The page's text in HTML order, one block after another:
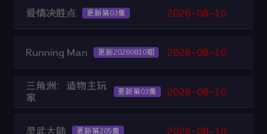
爱情决胜点 更新第03集 2026-08-10
Running Man 更新20260810期 2026-08-10
三角洲：造物主玩
家
更新第03集 2026-08-10
灵武大陆 更新第205集 2026-08-10